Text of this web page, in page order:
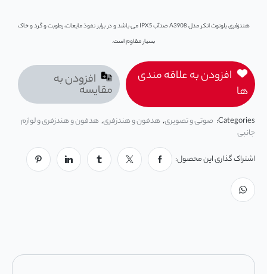
هندزفری بلوتوث انکر مدل A3908 ضدآب IPX5 می باشد و در برابر نفوذ مایعات، رطوبت و گرد و خاک
بسیار مقاوم است.
افزودن به علاقه مندی
ها
افزودن به
مقایسه
Categories: صوتی و تصویری,هدفون و هندزفری,هدفون و هندزفری و لوازم
جانبی
اشتراک گذاری این محصول: